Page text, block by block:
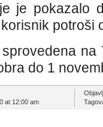
je pokazalo
potroši
do 1
at 12:00 am